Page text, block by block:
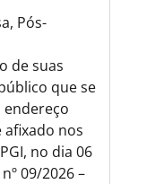
Pós-
de suas
que se
afixado nos
no dia 06
09/2026 –